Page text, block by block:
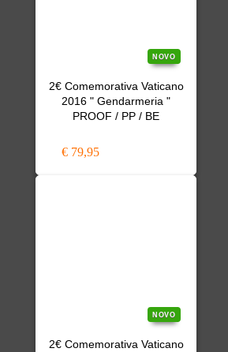
NOVO
2€ Comemorativa Vaticano
2016 " Gendarmeria "
PROOF / PP / BE
€ 79,95
NOVO
2€ Comemorativa Vaticano